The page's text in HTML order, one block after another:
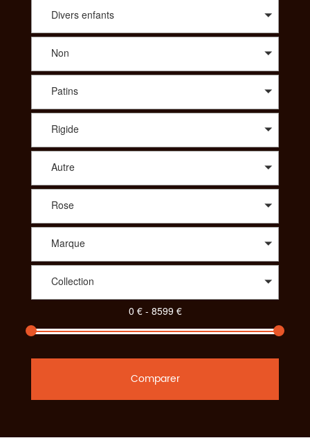
vous propose le meilleur prix. A travers une large sélection de
Terrains : all-mountain, enduro, descente/freeride, fat, dirt. Afin
de vous proposer les meilleurs produits spécialisés vous
pourrez aussi choisir le vélo idéal dans des gammes comme le
Trekking : VTC, Rando/voyage, vélo couché ou bien même
parmi un choix de tandem, de BMX, des vélos pliants, des
vélos de ville ou encore des draisiennes. Pour votre enfant
aussi vous aurez le choix parmi une diversité de vélos. Pour
consulter et trouver le vélo parfait pour votre pratique,
SportAdvice propose différents critères à sélectionner pour
Divers enfants
Non
Patins
Rigide
Autre
Rose
Marque
Collection
Comparer